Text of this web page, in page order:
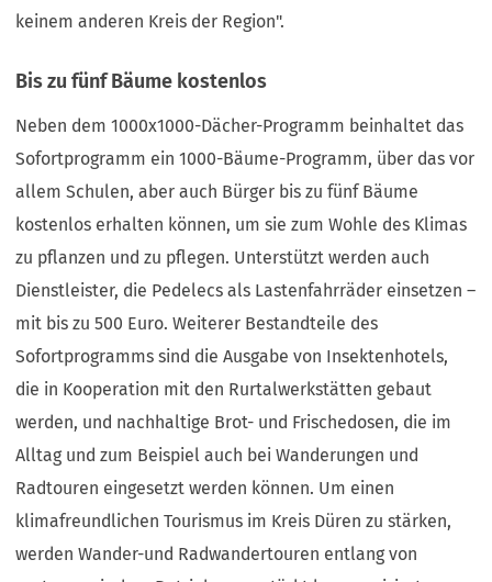
keinem anderen Kreis der Region".
Bis zu fünf Bäume kostenlos
Neben dem 1000x1000-Dächer-Programm beinhaltet das
Sofortprogramm ein 1000-Bäume-Programm, über das vor
allem Schulen, aber auch Bürger bis zu fünf Bäume
kostenlos erhalten können, um sie zum Wohle des Klimas
zu pflanzen und zu pflegen. Unterstützt werden auch
Dienstleister, die Pedelecs als Lastenfahrräder einsetzen –
mit bis zu 500 Euro. Weiterer Bestandteile des
Sofortprogramms sind die Ausgabe von Insektenhotels,
die in Kooperation mit den Rurtalwerkstätten gebaut
werden, und nachhaltige Brot- und Frischedosen, die im
Alltag und zum Beispiel auch bei Wanderungen und
Radtouren eingesetzt werden können. Um einen
klimafreundlichen Tourismus im Kreis Düren zu stärken,
werden Wander-und Radwandertouren entlang von